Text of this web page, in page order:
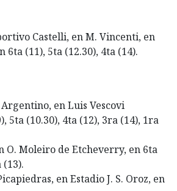
Castelli, en M. Vincenti, en
(11), 5ta (12.30), 4ta (14).
en Luis Vescovi
5ta (10.30), 4ta (12), 3ra (14), 1ra
O. Moleiro de Etcheverry, en 6ta
(13).
en Estadio J. S. Oroz, en